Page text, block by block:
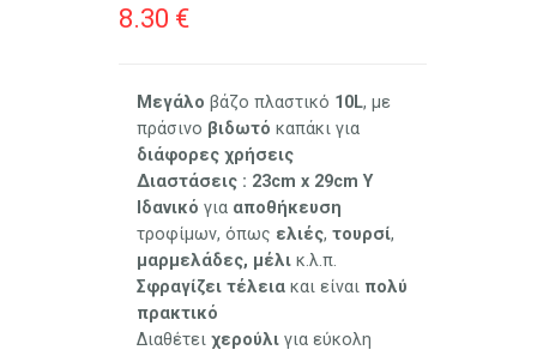
8.30 €
Μεγάλο βάζο πλαστικό 10L, με
πράσινο βιδωτό καπάκι για
διάφορες χρήσεις
Διαστάσεις : 23cm x 29cm Υ
Ιδανικό για αποθήκευση
τροφίμων, όπως ελιές,τουρσί,
μαρμελάδες, μέλι κ.λ.π.
Σφραγίζει τέλεια και είναι πολύ
πρακτικό
Διαθέτειχερούλι για εύκολη